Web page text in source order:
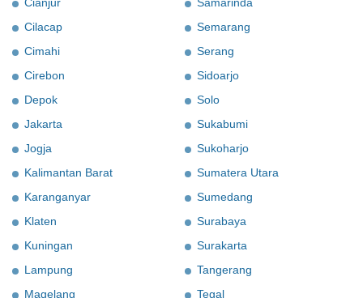
Cianjur
Cilacap
Cimahi
Cirebon
Depok
Jakarta
Jogja
Kalimantan Barat
Karanganyar
Klaten
Kuningan
Lampung
Magelang
Samarinda
Semarang
Serang
Sidoarjo
Solo
Sukabumi
Sukoharjo
Sumatera Utara
Sumedang
Surabaya
Surakarta
Tangerang
Tegal